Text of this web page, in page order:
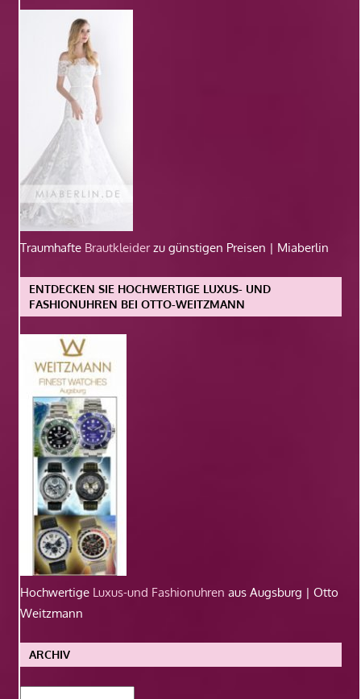
Traumhafte Brautkleiderzu günstigen Preisen | Miaberlin
ENTDECKEN SIE HOCHWERTIGE LUXUS- UND
FASHIONUHREN BEI OTTO-WEITZMANN
Hochwertige Luxus-und Fashionuhren aus Augsburg | Otto
Weitzmann
ARCHIV